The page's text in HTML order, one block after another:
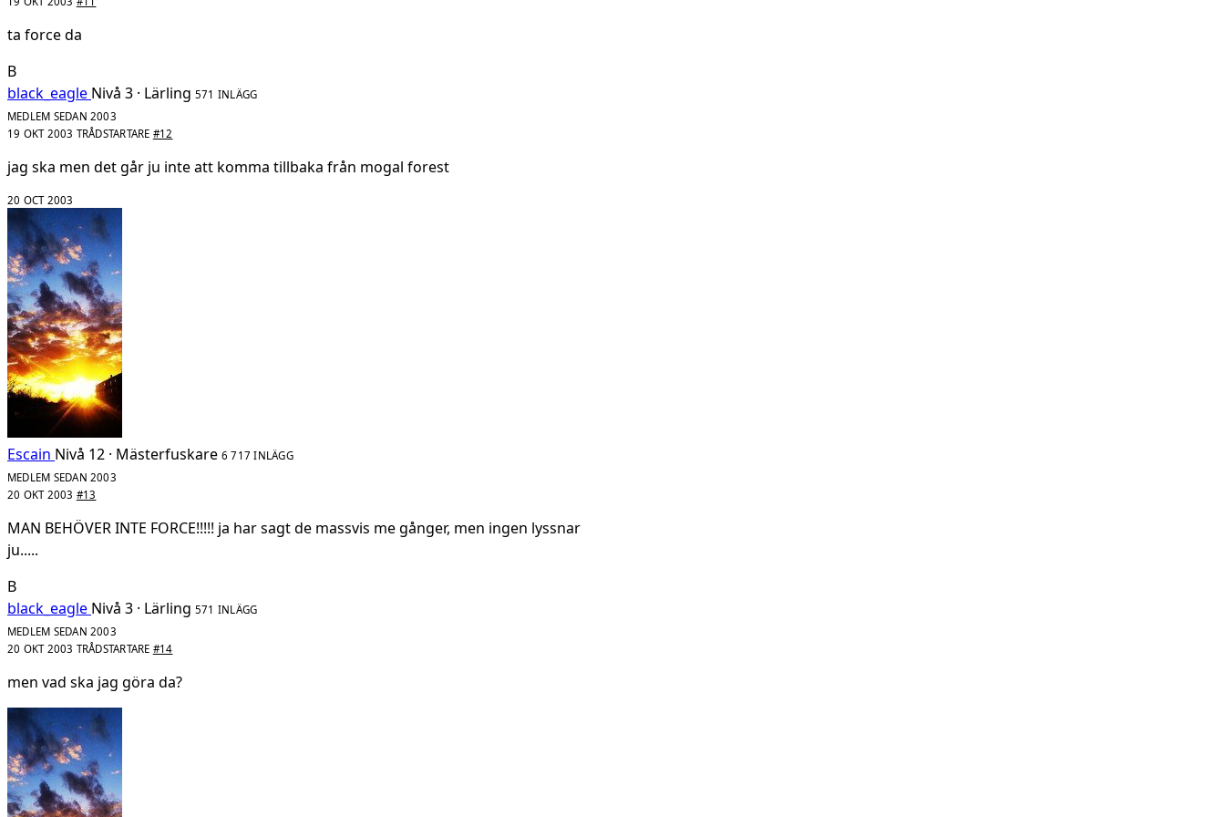
ta force da
B
black_eagle Nivå 3 · Lärling 571 INLÄGG
MEDLEM SEDAN 2003
19 OKT 2003 TRÅDSTARTARE #12
jag ska men det går ju inte att komma tillbaka från mogal forest
20 OCT 2003
Escain Nivå 12 · Mästerfuskare 6 717 INLÄGG
MEDLEM SEDAN 2003
20 OKT 2003 #13
MAN BEHÖVER INTE FORCE!!!!! ja har sagt de massvis me gånger, men ingen lyssnar
ju.....
B
black_eagle Nivå 3 · Lärling 571 INLÄGG
MEDLEM SEDAN 2003
20 OKT 2003 TRÅDSTARTARE #14
men vad ska jag göra da?